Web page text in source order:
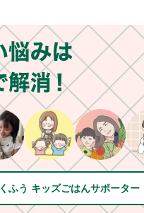
くふう キッズごはんサポーター